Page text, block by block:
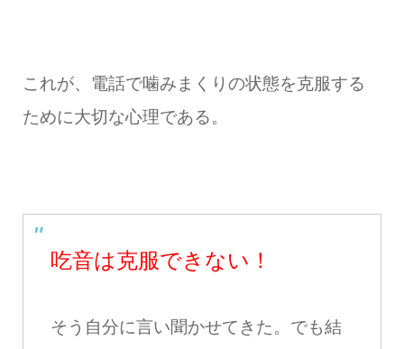
これが、電話で噛みまくりの状態を克服する
ために大切な心理である。
吃音は克服できない！
そう自分に言い聞かせてきた。 でも結